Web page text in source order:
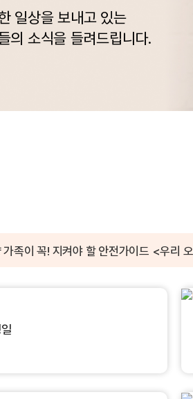
일상을 보내고 있는
의 소식을 들려드립니다.
가족이 꼭! 지켜야 할 안전가이드 <우리